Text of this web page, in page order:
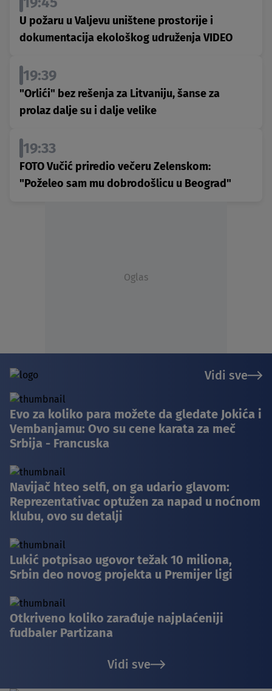
U požaru u Valjevu uništene prostorije i
dokumentacija ekološkog udruženja VIDEO
19:39
"Orlići" bez rešenja za Litvaniju, šanse za
prolaz dalje su i dalje velike
19:33
FOTO Vučić priredio večeru Zelenskom:
"Poželeo sam mu dobrodošlicu u Beograd"
Oglas
Vidi sve
Evo za koliko para možete da gledate Jokića i
Vembanjamu: Ovo su cene karata za meč
Srbija - Francuska
Navijač hteo selfi, on ga udario glavom:
Reprezentativac optužen za napad u noćnom
klubu, ovo su detalji
Lukić potpisao ugovor težak 10 miliona,
Srbin deo novog projekta u Premijer ligi
Otkriveno koliko zarađuje najplaćeniji
fudbaler Partizana
Vidi sve